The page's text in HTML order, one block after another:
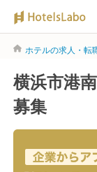
ホテルの求人・転
横浜市港
募集